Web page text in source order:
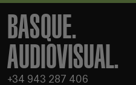
BASQUE.
AUDIOVISUAL.
+34 943 287 406